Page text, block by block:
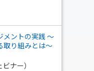
メントの実践 ～
取り組みとは～
ナー）